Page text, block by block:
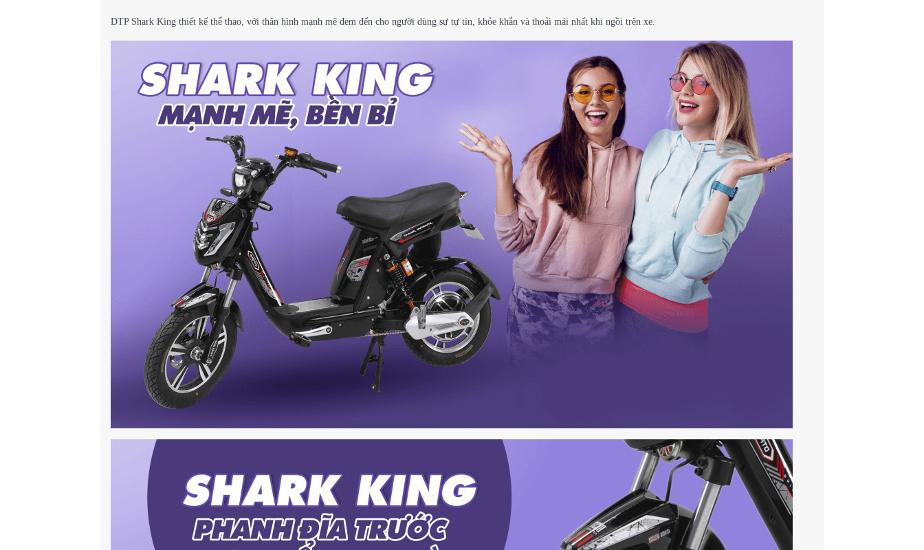
DTP Shark King thiết kế thể thao, với thân hình mạnh mẽ đem đến cho người dùng sự tự tin, khỏe khắn và thoải mái nhất khi ngồi trên xe.